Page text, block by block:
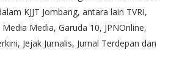
KJJT Jombang, antara lain TVRI,
Media, Garuda 10, JPNOnline,
Jejak Jurnalis, Jurnal Terdepan dan